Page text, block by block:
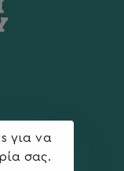
για να
σας.